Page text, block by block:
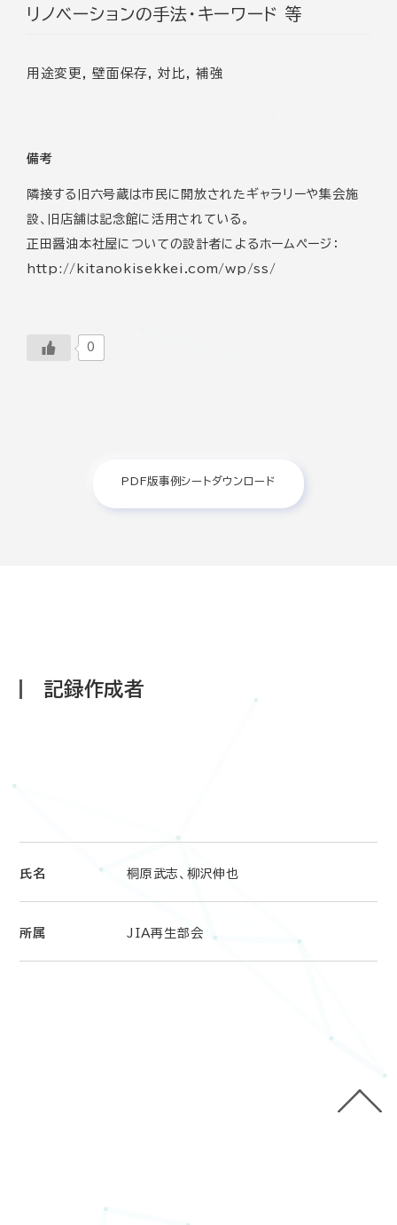
リノベーションの手法・キーワード 等
用途変更, 壁面保存, 対比, 補強
備考
隣接する旧六号蔵は市民に開放されたギャラリーや集会施
設、旧店舗は記念館に活用されている。
正田醤油本社屋についての設計者によるホームページ：
http://kitanokisekkei.com/wp/ss/
0
PDF版事例シートダウンロード
記録作成者
氏名 桐原武志、柳沢伸也
所属 JIA再生部会